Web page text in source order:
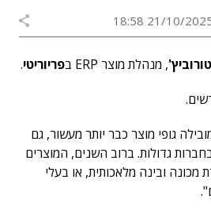
21/10/2025
, מנהלת מוצר ERP ב פריוריטי.
גופי מוצר כבר יותר מעשור, גם
גדולות. ברוב השנים, המוצרים
מכונה ובינה מלאכותית, או בעלי